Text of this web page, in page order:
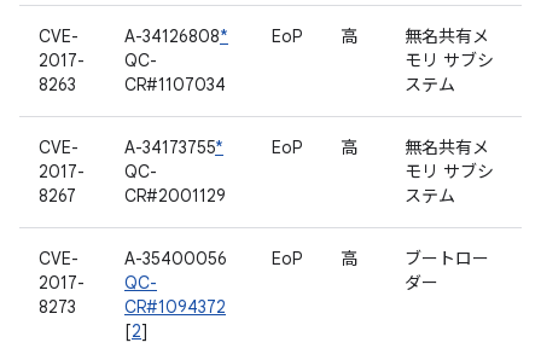
CVE-
2017-
8263
A-34126808*
QC-
CR#1107034
EoP 高
無名共有メ
モリ サブシ
ステム
CVE-
2017-
8267
A-34173755*
QC-
CR#2001129
EoP 高
無名共有メ
モリ サブシ
ステム
CVE-
2017-
8273
A-35400056
QC-
CR#1094372
[2]
EoP 高
ブートロー
ダー